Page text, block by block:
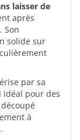
laisser de
après
Son
solide sur
par sa
idéal pour des
à